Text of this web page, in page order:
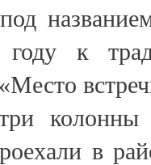
к
колонны
в